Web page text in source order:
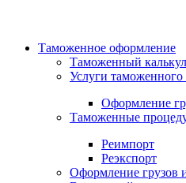
Таможенное оформление
Таможенный
Услуги таможенного
Оформление
Таможенные
Реимпорт
Реэкспорт
Оформление грузов